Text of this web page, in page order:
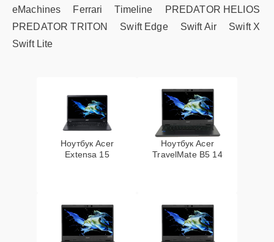
eMachines Ferrari Timeline
PREDATOR HELIOS
PREDATOR TRITON
Swift Edge Swift Air
Swift X
Swift Lite
Ноутбук Acer
Extensa 15
Ноутбук Acer
TravelMate B5 14